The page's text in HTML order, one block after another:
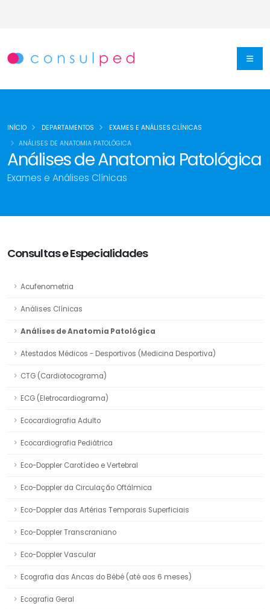
Análises de Anatomia Patológica
Exames e Análises Clínicas
INÍCIO DEPARTAMENTOS
EXAMES E ANÁLISES CLÍNICAS
ANÁLISES DE ANATOMIA PATOLÓGICA
Consultas e Especialidades
Acufenometria
Análises Clínicas
Análises de Anatomia Patológica
Atestados Médicos - Desportivos (Medicina Desportiva)
CTG (Cardiotocograma)
ECG (Eletrocardiograma)
Ecocardiografia Adulto
Ecocardiografia Pediátrica
Eco-Doppler Carotídeo e Vertebral
Eco-Doppler da Circulação Oftálmica
Eco-Doppler das Artérias Temporais Superficiais
Eco-Doppler Transcraniano
Eco-Doppler Vascular
Ecografia das Ancas do Bébé (até aos 6 meses)
Ecografia Geral